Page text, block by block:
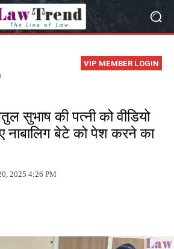
VIP MEMBER LOGIN
सुभाष की पत्नी को वीडियो
नाबालिग बेटे को पेश करने का
2025 4:26 PM